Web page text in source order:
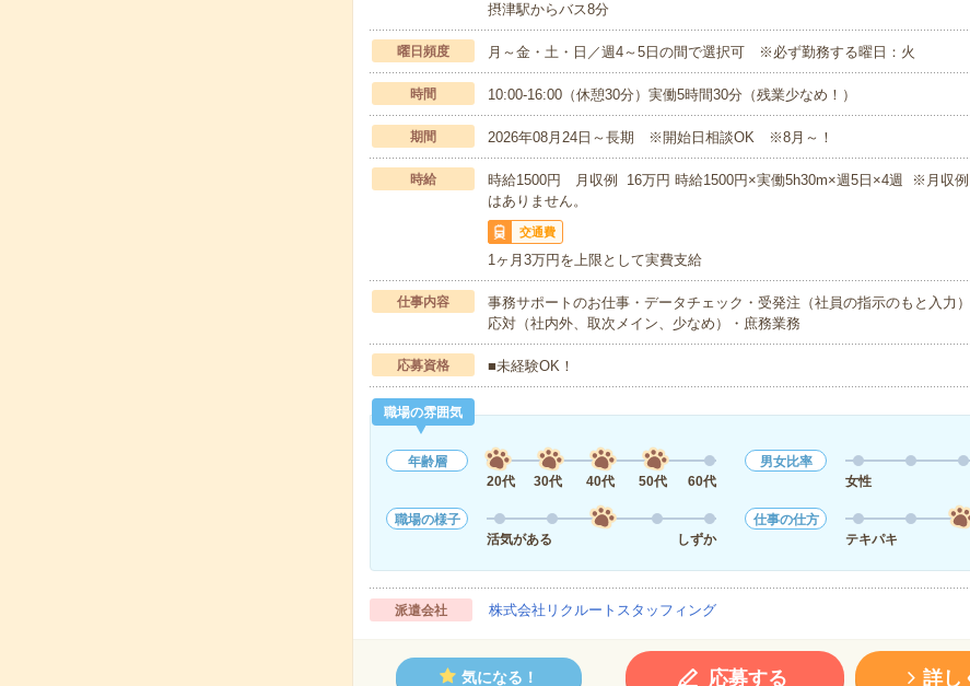
摂津駅からバス8分
曜日頻度 月～金・土・日／週4～5日の間で選択可 ※必ず勤務する曜日：火
時間 10:00-16:00（休憩30分）実働5時間30分（残業少なめ！）
期間 2026年08月24日～長期 ※開始日相談OK ※8月～！
時給
時給1500円 月収例 16万円 時給1500円×実働5h30m×週5日×4週 ※月収例
はありません。
交通費
1ヶ月3万円を上限として実費支給
仕事内容
事務サポートのお仕事・データチェック・受発注（社員の指示のもと入力
応対（社内外、取次メイン、少なめ）・庶務業務
応募資格 ■未経験OK！
職場の雰囲気
年齢層
20代
30代 40代 50代 60代
男女比率
女性
職場の様子
活気がある
しずか
仕事の仕方
テキパキ
派遣会社 株式会社リクルートスタッフィング
気になる！ 応募する 詳し